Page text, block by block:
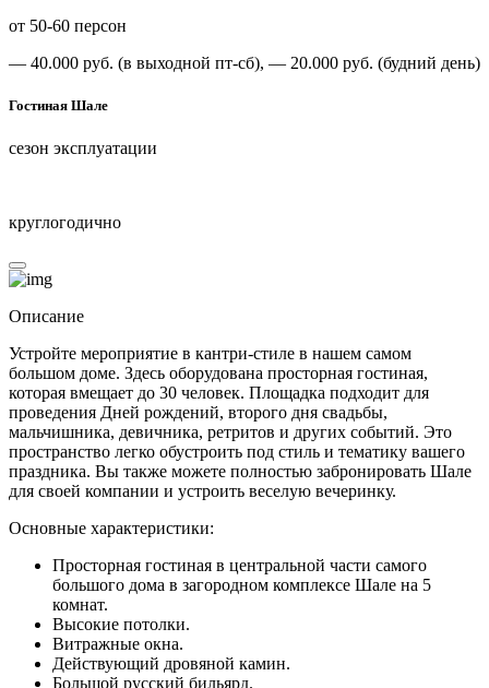
от 50-60 персон
— 40.000 руб. (в выходной пт-сб), — 20.000 руб. (будний день)
Гостиная Шале
сезон эксплуатации
круглогодично
Описание
Устройте мероприятие в кантри-стиле в нашем самом
большом доме. Здесь оборудована просторная гостиная,
которая вмещает до 30 человек. Площадка подходит для
проведения Дней рождений, второго дня свадьбы,
мальчишника, девичника, ретритов и других событий. Это
пространство легко обустроить под стиль и тематику вашего
праздника. Вы также можете полностью забронировать Шале
для своей компании и устроить веселую вечеринку.
Основные характеристики:
Просторная гостиная в центральной части самого
большого дома в загородном комплексе Шале на 5
комнат.
Высокие потолки.
Витражные окна.
Действующий дровяной камин.
Большой русский бильярд.